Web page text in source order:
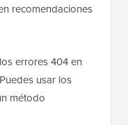
recomendaciones
errores 404 en
usar los
método